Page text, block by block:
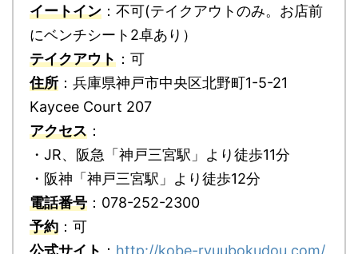
イートイン ：不可(テイクアウトのみ。お店前
にベンチシート2卓あり）
テイクアウト ：可
住所 ：兵庫県神戸市中央区北野町1-5-21
Kaycee Court 207
アクセス ：
・JR、阪急「神戸三宮駅」より徒歩11分
・阪神「神戸三宮駅」より徒歩12分
電話番号 ：078-252-2300
予約 ：可
公式サイト ： http://kobe-ryuubokudou.com/